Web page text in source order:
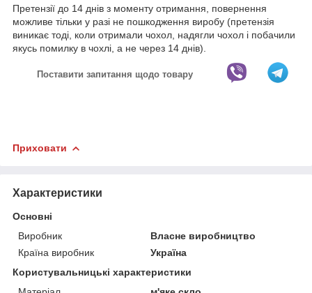
Претензії до 14 днів з моменту отримання, повернення
можливе тільки у разі не пошкодження виробу (претензія
виникає тоді, коли отримали чохол, надягли чохол і побачили
якусь помилку в чохлі, а не через 14 днів).
Поставити запитання щодо товару
Приховати
Характеристики
Основні
Виробник
Власне виробництво
Країна виробник
Україна
Користувальницькі характеристики